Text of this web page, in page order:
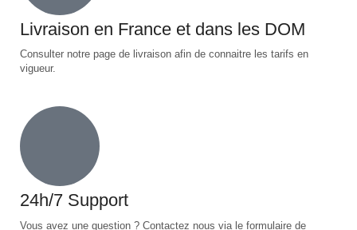
Livraison en France et dans les DOM
Consulter notre page de livraison afin de connaitre les tarifs en
vigueur.
24h/7 Support
Vous avez une question ? Contactez nous via le formulaire de